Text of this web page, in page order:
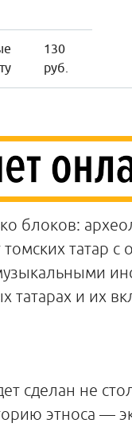
130
руб.
блоков:
татар
татарах и их
сделан не
этноса —